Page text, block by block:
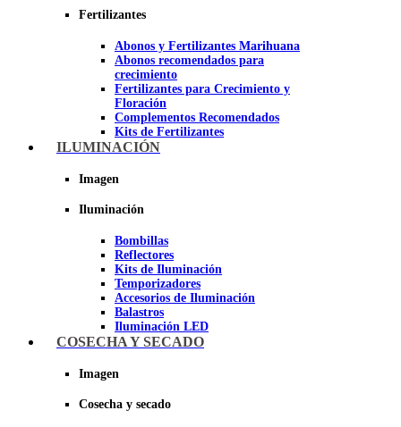
Fertilizantes
Abonos y Fertilizantes Marihuana
Abonos recomendados para
crecimiento
Fertilizantes para Crecimiento y
Floración
Complementos Recomendados
Kits de Fertilizantes
ILUMINACIÓN
Imagen
Iluminación
Bombillas
Reflectores
Kits de Iluminación
Temporizadores
Accesorios de Iluminación
Balastros
Iluminación LED
Iluminación LEC
COSECHA Y SECADO
Imagen
Cosecha y secado